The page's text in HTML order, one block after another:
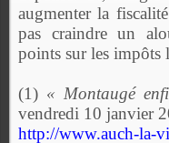
augmenter la
pas craindre un
points sur les impôts
(1) « Montaugé
vendredi 10 janvier
http://www.auch-la-